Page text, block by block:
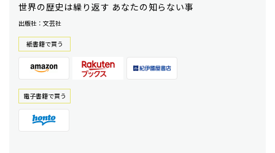
世界の歴史は繰り返す あなたの知らない事
出版社：文芸社
紙書籍で買う
電⼦書籍で買う